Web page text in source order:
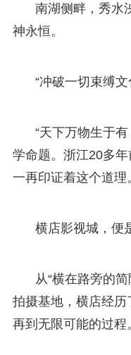
南湖侧畔，秀水
神永恒。
“冲破一切束缚
“天下万物生于
学命题。浙江20多年
一再印证着这个道理
横店影视城，便
从“横在路旁的
拍摄基地，横店经
再到无限可能的过程